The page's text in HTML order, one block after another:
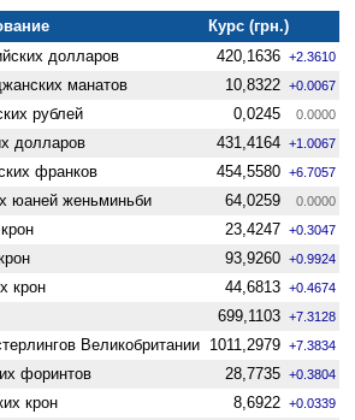
Курс (грн.)
долларов 420,1636 +2.3610
манатов 10,8322 +0.0067
рублей 0,0245 0.0000
долларов 431,4164 +1.0067
франков 454,5580 +6.7057
юаней женьминьби 64,0259 0.0000
23,4247 +0.3047
93,9260 +0.9924
крон 44,6813 +0.4674
699,1103 +7.3128
Велико­британии 1011,2979 +7.3834
форинтов 28,7735 +0.3804
крон 8,6922 +0.0339